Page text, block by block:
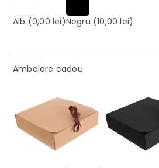
Alb (0,00 lei)Negru (10,00 lei)
Ambalare cadou